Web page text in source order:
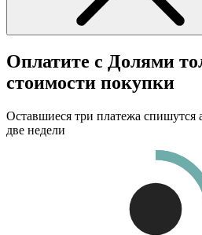
Оплатите с Долями
стоимости покупки
Оставшиеся три платежа спишутся
две недели